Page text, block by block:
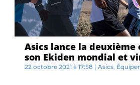
Asics lance la deuxième
son Ekiden mondial et
22 octobre 2021 à 17:58 | Asics,